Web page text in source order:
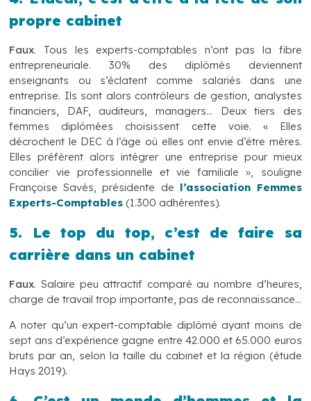
propre cabinet
Faux. Tous les experts-comptables n’ont pas la fibre
entrepreneuriale. 30% des diplômés deviennent
enseignants ou s’éclatent comme salariés dans une
entreprise. Ils sont alors contrôleurs de gestion, analystes
financiers, DAF, auditeurs, managers… Deux tiers des
femmes diplômées choisissent cette voie. « Elles
décrochent le DEC à l’âge où elles ont envie d’être mères.
Elles préfèrent alors intégrer une entreprise pour mieux
concilier vie professionnelle et vie familiale », souligne
Françoise Savès, présidente de l’association Femmes
Experts-Comptables (1.300 adhérentes).
5. Le top du top, c’est de faire sa
carrière dans un cabinet
Faux. Salaire peu attractif comparé au nombre d’heures,
charge de travail trop importante, pas de reconnaissance…
A noter qu’un expert-comptable diplômé ayant moins de
sept ans d’expérience gagne entre 42.000 et 65.000 euros
bruts par an, selon la taille du cabinet et la région (étude
Hays 2019).